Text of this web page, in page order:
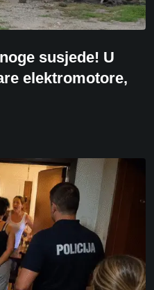
susjede! U
elektromotore,